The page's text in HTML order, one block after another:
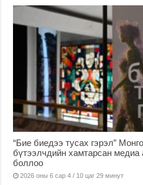
“Бие биедээ тусах гэрэл”
бүтээлчдийн хамтарсан медиа
боллоо
2026 оны 6 сар 4 / 10 цаг 29 минут